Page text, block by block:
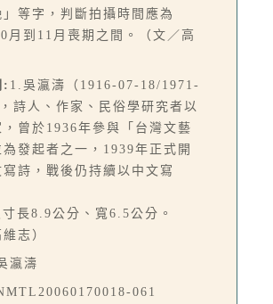
」等字，判斷拍攝時間應為
月到11月喪期之間。（文／高
: 1.吳瀛濤（1916-07-18/1971-
詩人、作家、民俗學研究者以
，曾於1936年參與「台灣文藝
發起者之一，1939年正式開
詩，戰後仍持續以中文寫
長8.9公分、寬6.5公分。
志）
瀛濤
061